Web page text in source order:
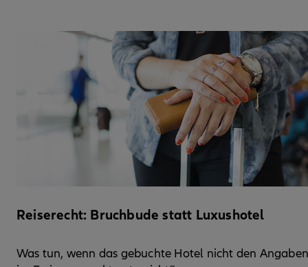
Reiserecht: Bruchbude statt Luxushotel
Was tun, wenn das gebuchte Hotel nicht den